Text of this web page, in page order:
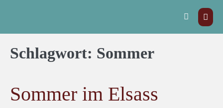
Schlagwort: Sommer
Sommer im Elsass